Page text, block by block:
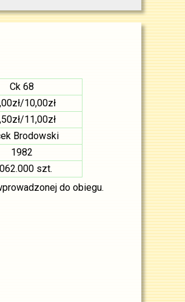
Ck 68
10,00zł
11,00zł
Brodowski
1982
szt.
do obiegu.